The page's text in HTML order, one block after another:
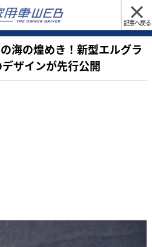
記事へ戻る
海の煌めき！新型エルグラ
ザインが先行公開